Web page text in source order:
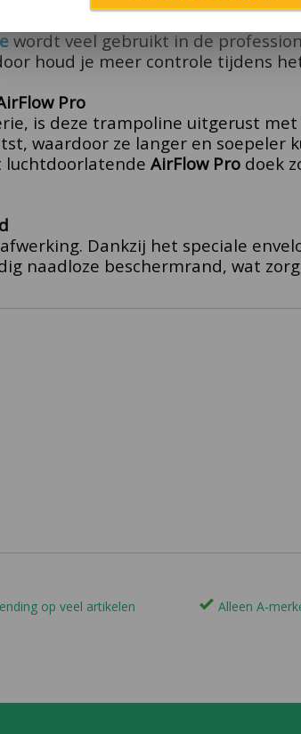
wordt veel gebruikt in de
houd je meer controle tijdens
Pro
is deze trampoline uitgerust met
waardoor ze langer en
luchtdoorlatende AirFlow Prodoek
Dankzij het speciale
naadloze beschermrand, wat
op veel artikelen Alleen A-